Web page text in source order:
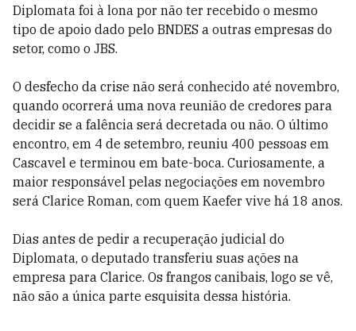
Diplomata foi à lona por não ter recebido o mesmo
tipo de apoio dado pelo BNDES a outras empresas do
setor, como o JBS.
O desfecho da crise não será conhecido até novembro,
quando ocorrerá uma nova reunião de credores para
decidir se a falência será decretada ou não. O último
encontro, em 4 de setembro, reuniu 400 pessoas em
Cascavel e terminou em bate-boca. Curiosamente, a
maior responsável pelas negociações em novembro
será Clarice Roman, com quem Kaefer vive há 18 anos.
Dias antes de pedir a recuperação judicial do
Diplomata, o deputado transferiu suas ações na
empresa para Clarice. Os frangos canibais, logo se vê,
não são a única parte esquisita dessa história.